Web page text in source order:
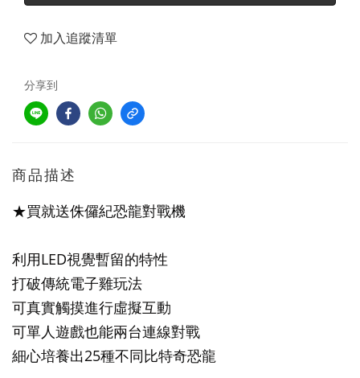
加入追蹤清單
分享到
商品描述
★買就送侏儸紀恐龍對戰機
利用LED視覺暫留的特性
打破傳統電子雞玩法
可真實觸摸進行虛擬互動
可單人遊戲也能兩台連線對戰
細心培養出25種不同比特奇恐龍